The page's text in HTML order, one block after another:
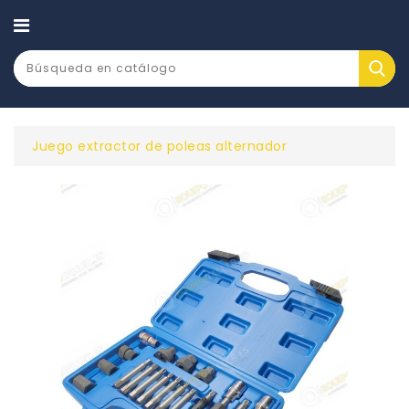
CATEGORÍA
Juego extractor de poleas alternador